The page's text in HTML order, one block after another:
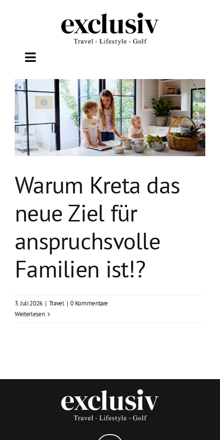
Toggle
Navigation
TRAVEL
LIFESTYLE
WELLNESS
GOLF
Warum Kreta das
neue Ziel für
anspruchsvolle
Familien ist!?
3. Juli 2026 | Travel | 0 Kommentare
Weiterlesen